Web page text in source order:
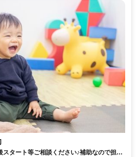
スタート等ご相談ください♪補助なので担